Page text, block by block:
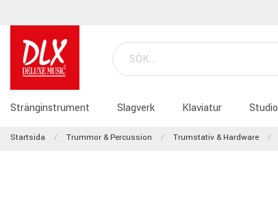
Stränginstrument Slagverk Klaviatur Studio
Startsida Trummor & Percussion Trumstativ & Hardware